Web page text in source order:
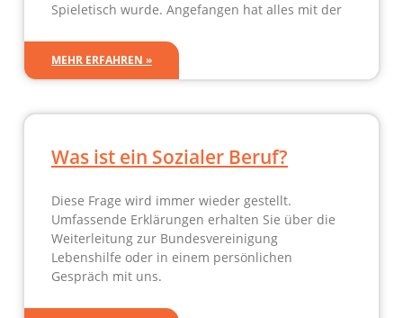
Spieletisch wurde. Angefangen hat alles mit der
MEHR ERFAHREN »
Was ist ein Sozialer Beruf?
Diese Frage wird immer wieder gestellt.
Umfassende Erklärungen erhalten Sie über die
Weiterleitung zur Bundesvereinigung
Lebenshilfe oder in einem persönlichen
Gespräch mit uns.